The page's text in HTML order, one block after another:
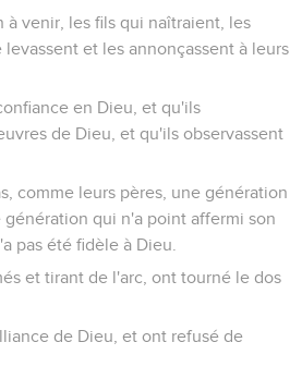
à venir, les fils qui naîtraient, les
et les annonçassent à leurs
en Dieu, et qu'ils
de Dieu, et qu'ils observassent
comme leurs pères, une génération
qui n'a point affermi son
pas été fidèle à Dieu.
et tirant de l'arc, ont tourné le dos
de Dieu, et ont refusé de